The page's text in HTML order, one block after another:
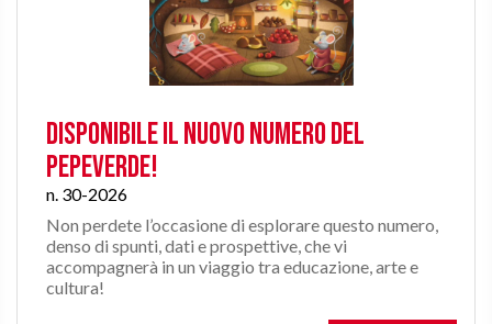
Disponibile il nuovo numero del
Pepeverde!
n. 30-2026
Non perdete l’occasione di esplorare questo numero,
denso di spunti, dati e prospettive, che vi
accompagnerà in un viaggio tra educazione, arte e
cultura!